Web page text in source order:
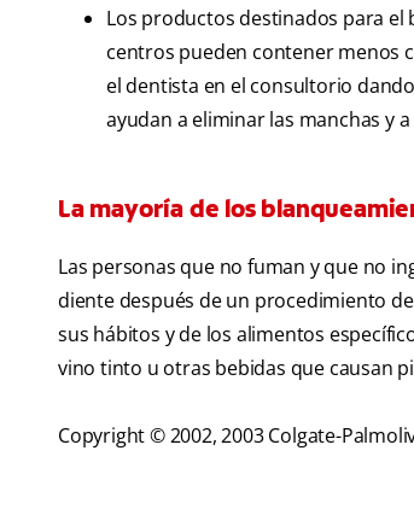
Los productos destinados para
centros pueden contener menos
el dentista en el consultorio
ayudan a eliminar las manchas y
La mayoría de los
Las personas que no fuman y que no
diente después de un procedimiento
sus hábitos y de los alimentos
vino tinto u otras bebidas que causan
Copyright © 2002, 2003 Colgate-